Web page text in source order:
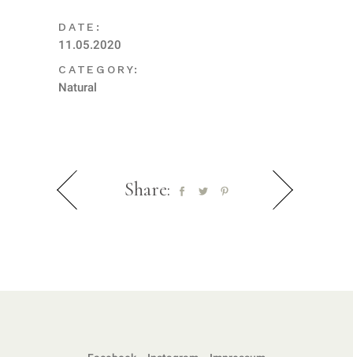
DATE:
11.05.2020
CATEGORY:
Natural
Share: